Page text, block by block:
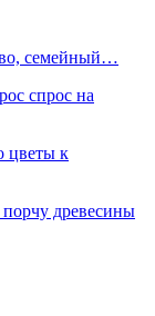
семейный…
спрос на
цветы к
древесины